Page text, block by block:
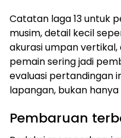
Catatan laga 13 untuk
musim, detail kecil
akurasi umpan
pemain sering jadi
evaluasi pertandingan
lapangan, bukan hanya
Pembaruan